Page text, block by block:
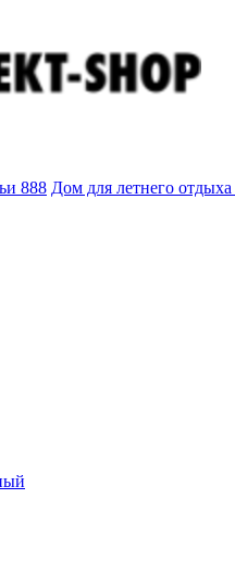
888 Дом для летнего отдыха